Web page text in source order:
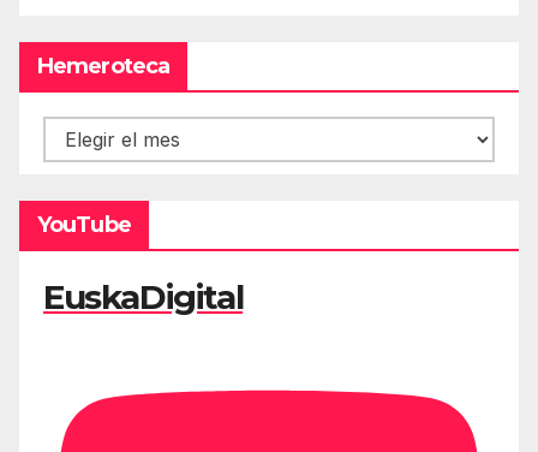
Hemeroteca
Hemeroteca
YouTube
EuskaDigital